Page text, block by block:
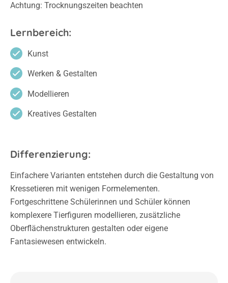
Achtung: Trocknungszeiten beachten
Lernbereich:
Kunst
Werken & Gestalten
Modellieren
Kreatives Gestalten
Differenzierung:
Einfachere Varianten entstehen durch die Gestaltung von
Kressetieren mit wenigen Formelementen.
Fortgeschrittene Schülerinnen und Schüler können
komplexere Tierfiguren modellieren, zusätzliche
Oberflächenstrukturen gestalten oder eigene
Fantasiewesen entwickeln.